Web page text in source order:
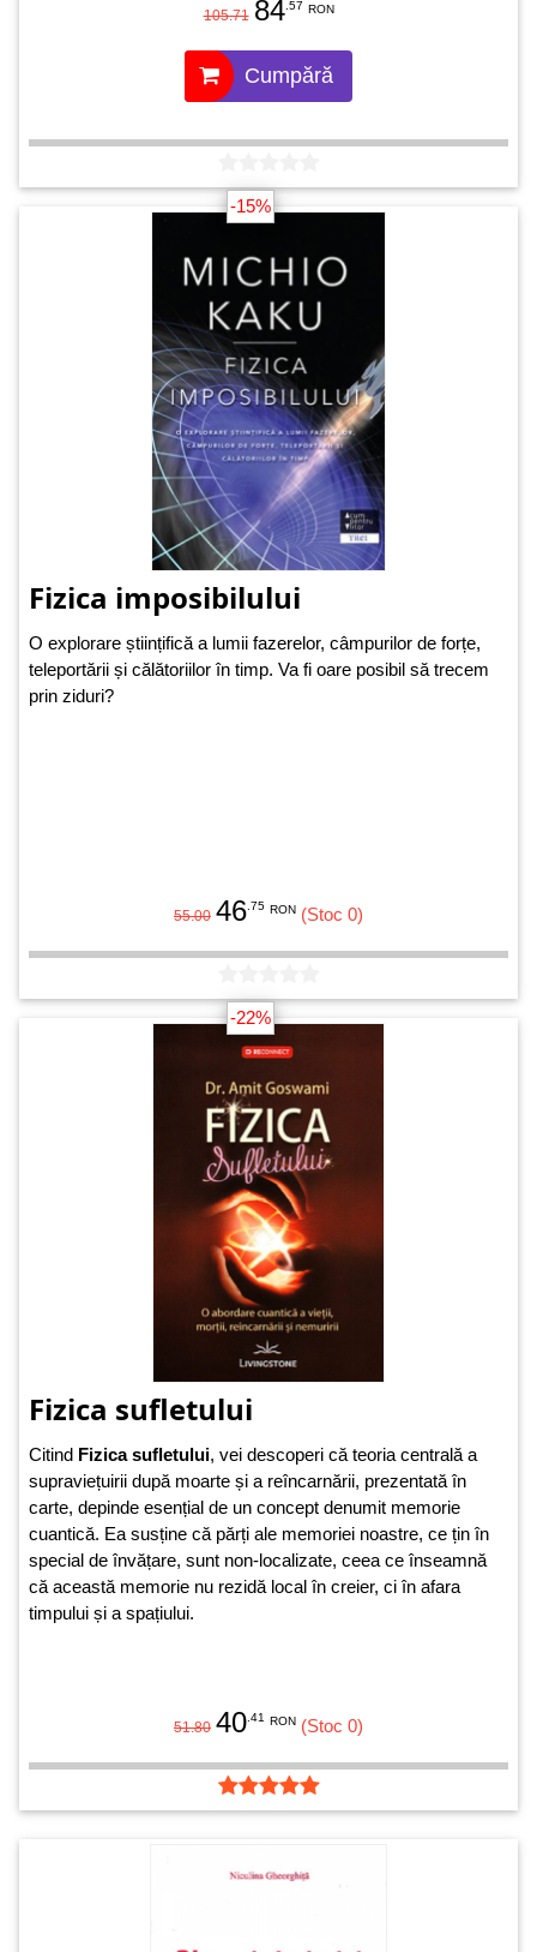
105.71 84 .57 RON
Cumpără
-15%
Fizica imposibilului
O explorare științifică a lumii fazerelor, câmpurilor de forțe,
teleportării și călătoriilor în timp. Va fi oare posibil să trecem
prin ziduri?
55.00 46 .75 RON (Stoc 0)
-22%
Fizica sufletului
Citind Fizica sufletului, vei descoperi că teoria centrală a
supraviețuirii după moarte și a reîncarnării, prezentată în
carte, depinde esențial de un concept denumit memorie
cuantică. Ea susține că părți ale memoriei noastre, ce țin în
special de învățare, sunt non-localizate, ceea ce înseamnă
că această memorie nu rezidă local în creier, ci în afara
timpului și a spațiului.
51.80 40 .41 RON (Stoc 0)